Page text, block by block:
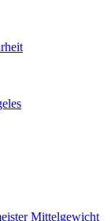
Mittelgewicht